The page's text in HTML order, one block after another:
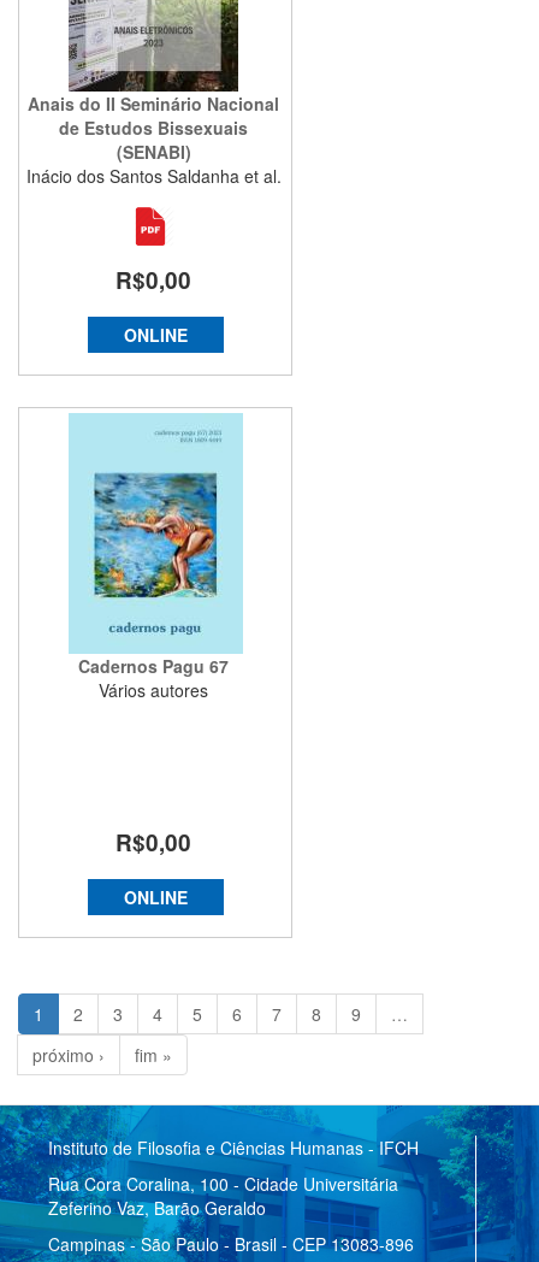
Anais do II Seminário Nacional
de Estudos Bissexuais
(SENABI)
Inácio dos Santos Saldanha et al.
R$0,00
ONLINE
Cadernos Pagu 67
Vários autores
R$0,00
ONLINE
1 2 3 4 5 6 7 8 9
…
próximo ›
fim »
Instituto de Filosofia e Ciências Humanas - IFCH
Rua Cora Coralina, 100 - Cidade Universitária
Zeferino Vaz, Barão Geraldo
Campinas - São Paulo - Brasil - CEP 13083-896